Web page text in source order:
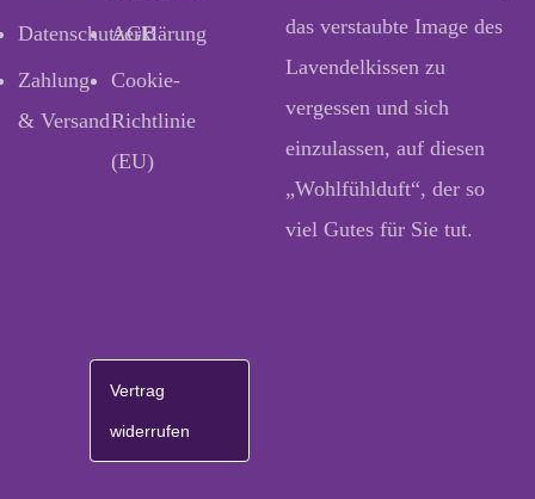
Datenschutzerklärung
AGB
Zahlung
& Versand
Cookie-
Richtlinie
(EU)
das verstaubte Image des
Lavendelkissen zu
vergessen und sich
einzulassen, auf diesen
„Wohlfühlduft“, der so
viel Gutes für Sie tut.
Vertrag
widerrufen